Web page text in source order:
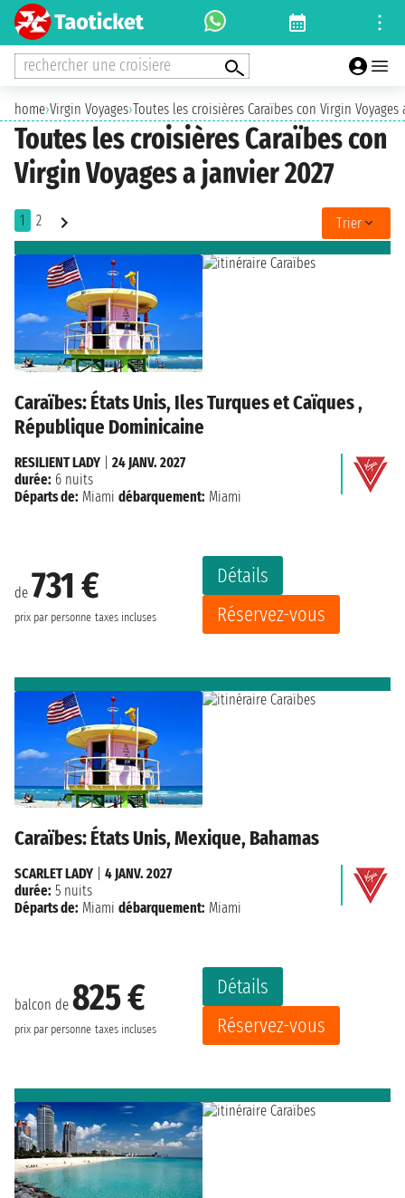
rechercher une croisiere
home›Virgin Voyages›Toutes les croisières Caraïbes con Virgin Voyages
Toutes les croisières Caraïbes con
Virgin Voyages a janvier 2027
1 2 Trier
Caraïbes: États Unis, Iles Turques et Caïques ,
République Dominicaine
de 731 €
prix par personne taxes incluses
Détails
Réservez-vous
RESILIENT LADY
24 JANV. 2027
durée: 6 nuits
Départs de: Miami débarquement: Miami
Caraïbes: États Unis, Mexique, Bahamas
balcon de 825 €
prix par personne taxes incluses
Détails
Réservez-vous
SCARLET LADY
4 JANV. 2027
durée: 5 nuits
Départs de: Miami débarquement: Miami